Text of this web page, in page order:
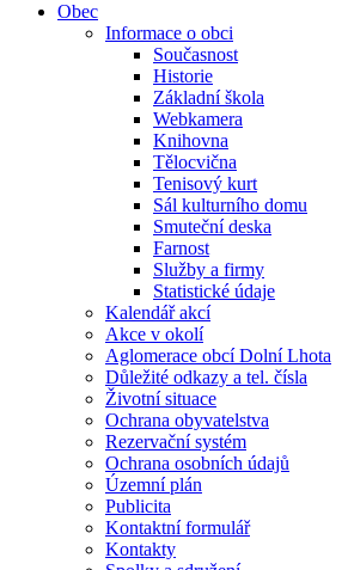
Obec
Informace o obci
Současnost
Historie
Základní škola
Webkamera
Knihovna
Tělocvična
Tenisový kurt
Sál kulturního domu
Smuteční deska
Farnost
Služby a firmy
Statistické údaje
Kalendář akcí
Akce v okolí
Aglomerace obcí Dolní Lhota
Důležité odkazy a tel. čísla
Životní situace
Ochrana obyvatelstva
Rezervační systém
Ochrana osobních údajů
Územní plán
Publicita
Kontaktní formulář
Kontakty